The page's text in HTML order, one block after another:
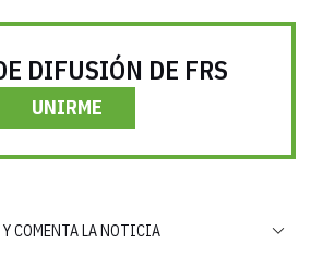
DIFUSIÓN DE FRS
UNIRME
Y COMENTA LA NOTICIA